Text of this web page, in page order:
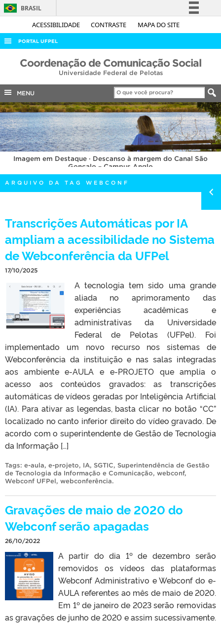
ACESSIBILIDADE CONTRASTE MAPA DO SITE
BRASIL
Simplifique!
Acesso à informação
Legislação
Canais
PORTAL UFPEL
ACESSO À INFORMAÇÃO
COBALTO
CONCURSOS
EDITAIS
INTERNACIONAL
OUVIDORIA
PORTARIAS
TELEFONES
Coordenação de Comunicação Social
Universidade Federal de Pelotas
MENU
Imagem em Destaque · Descanso à margem do Canal São
Gonçalo – Campus Anglo
ARQUIVO DA TAG WEBCONF
Transcrições Automáticas por IA
ampliam a acessibilidade no Sistema
de Webconferência da UFPel
17/10/2025
A tecnologia tem sido uma grande
aliada no aprimoramento das
experiências acadêmicas e
administrativas da Universidade
Federal de Pelotas (UFPel). Foi
implementado um novo recurso nos sistemas de
Webconferência da instituição e nas salas integradas
aos ambiente e-AULA e e-PROJETO que amplia o
acesso aos conteúdos gravados: as transcrições
automáticas de vídeos geradas por Inteligência Artificial
(IA). Para ativar as legendas, basta clicar no botão “CC”
localizado no canto inferior direito do vídeo gravado. De
acordo com o superintendente de Gestão de Tecnologia
da Informação […]
Tags: e-aula, e-projeto, IA, SGTIC, Superintendência de Gestão
de Tecnologia da Informação e Comunicação, webconf,
Webconf UFPel, webconferência.
Gravações de maio de 2020 do
Webconf serão apagadas
26/10/2022
A partir do dia 1º de dezembro serão
removidos os vídeos das plataformas
Webconf Administrativo e Webconf do e-
AULA referentes ao mês de maio de 2020.
Em 1º de janeiro de 2023 serão removidas
as gravações de junho de 2020 e assim sucessivamente.